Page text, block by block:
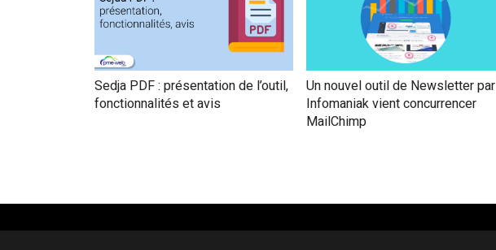
Sedja PDF : présentation de l’outil,
fonctionnalités et avis
Un nouvel outil de Newsletter par
Infomaniak vient concurrencer
MailChimp